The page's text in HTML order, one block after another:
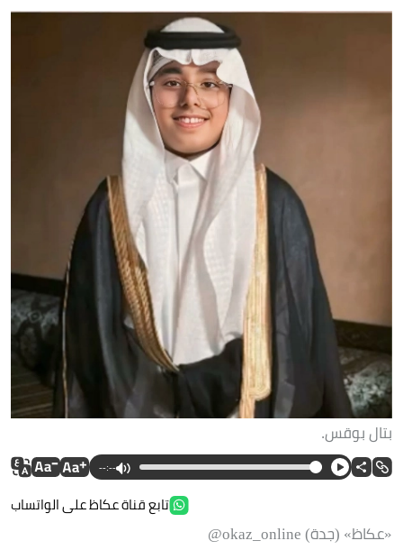
بتال بوقس.
--:--
تابع قناة عكاظ على الواتساب
«عكاظ» (جدة) okaz_online@